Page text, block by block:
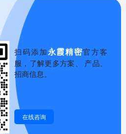
扫码添加永霞精密官方客
服，了解更多方案、 产品、
招商信息。
在线咨询